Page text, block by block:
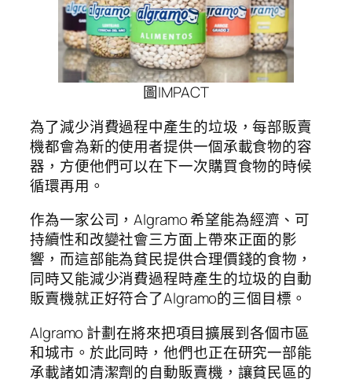
圖IMPACT
為了減少消費過程中產生的垃圾，每部販賣
機都會為新的使用者提供一個承載食物的容
器，方便他們可以在下一次購買食物的時候
循環再用。
作為一家公司，Algramo 希望能為經濟、可
持續性和改變社會三方面上帶來正面的影
響，而這部能為貧民提供合理價錢的食物，
同時又能減少消費過程時產生的垃圾的自動
販賣機就正好符合了Algramo的三個目標。
Algramo 計劃在將來把項目擴展到各個市區
和城市。於此同時，他們也正在研究一部能
承載諸如清潔劑的自動販賣機，讓貧民區的